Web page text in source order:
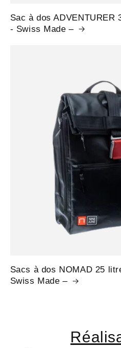
Sac à dos ADVENTURER
- Swiss Made –
Sacs à dos NOMAD 25
Swiss Made –